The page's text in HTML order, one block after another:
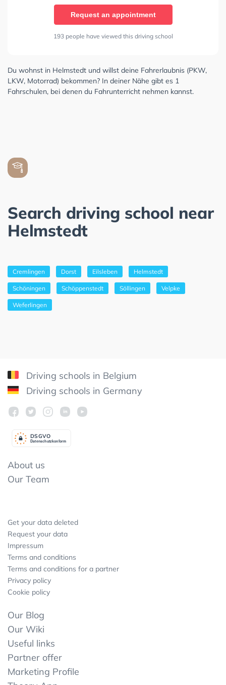
Request an appointment
193 people have viewed this driving school
Du wohnst in Helmstedt und willst deine Fahrerlaubnis (PKW,
LKW, Motorrad) bekommen? In deiner Nähe gibt es 1
Fahrschulen, bei denen du Fahrunterricht nehmen kannst.
Search driving school near
Helmstedt
Cremlingen Dorst Eilsleben Helmstedt
Schöningen Schöppenstedt Söllingen Velpke
Weferlingen
Driving schools in Belgium
Driving schools in Germany
Datenschutzkonform
DSGVO
About us
Our Team
Get your data deleted
Request your data
Impressum
Terms and conditions
Terms and conditions for a partner
Privacy policy
Cookie policy
Our Blog
Our Wiki
Useful links
Partner offer
Marketing Profile